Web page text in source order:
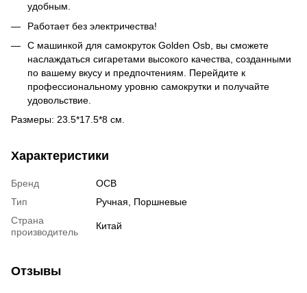
удобным.
Работает без электричества!
С машинкой для самокруток Golden Osb, вы сможете
наслаждаться сигаретами высокого качества, созданными
по вашему вкусу и предпочтениям. Перейдите к
профессиональному уровню самокрутки и получайте
удовольствие.
Размеры: 23.5*17.5*8 см.
Характеристики
Бренд
OCB
Тип
Ручная, Поршневые
Страна
производитель
Китай
Отзывы